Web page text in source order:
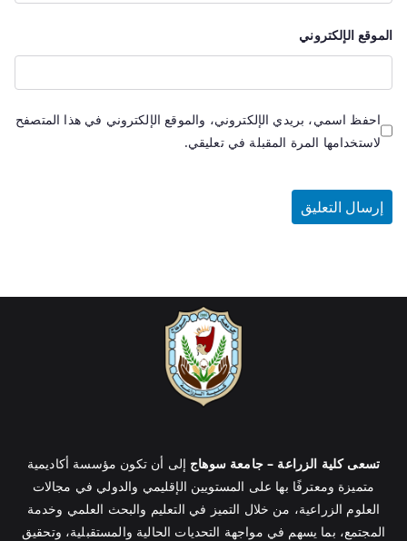
الموقع الإلكتروني
احفظ اسمي، بريدي الإلكتروني، والموقع الإلكتروني في هذا المتصفح
لاستخدامها المرة المقبلة في تعليقي.
تسعى كلية الزراعة – جامعة سوهاج إلى أن تكون مؤسسة أكاديمية
متميزة ومعترفًا بها على المستويين الإقليمي والدولي في مجالات
العلوم الزراعية، من خلال التميز في التعليم والبحث العلمي وخدمة
المجتمع، بما يسهم في مواجهة التحديات الحالية والمستقبلية، وتحقيق